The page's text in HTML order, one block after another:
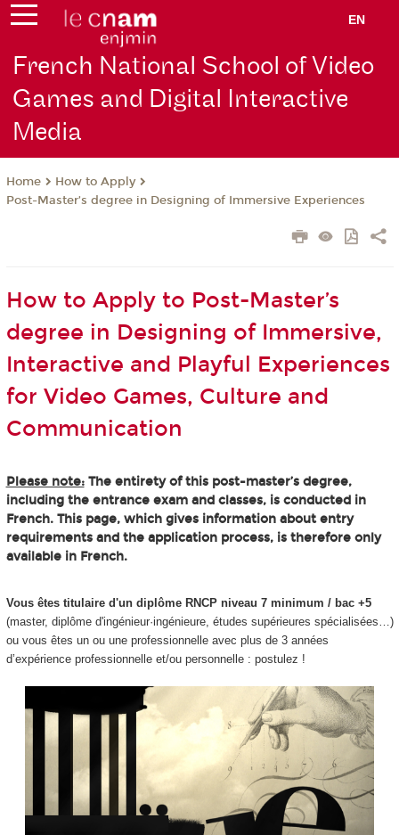
EN
French National School of Video
Games and Digital Interactive
Media
Home
How to Apply
Post-Master’s degree in Designing of Immersive Experiences
How to Apply to Post-Master’s
degree in Designing of Immersive,
Interactive and Playful Experiences
for Video Games, Culture and
Communication
Please note:The entirety of this post-master’s degree,
including the entrance exam and classes, is conducted in
French. This page, which gives information about entry
requirements and the application process, is therefore only
available in French.
Vous êtes titulaire d'un diplôme RNCP niveau 7 minimum / bac +5
(master, diplôme d'ingénieur·ingénieure, études supérieures spécialisées…)
ou vous êtes un ou une professionnelle avec plus de 3 années
d’expérience professionnelle et/ou personnelle : postulez !